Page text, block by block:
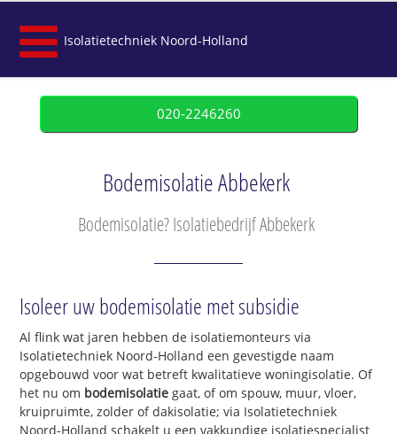
Isolatietechniek Noord-Holland
020-2246260
Bodemisolatie Abbekerk
Bodemisolatie? Isolatiebedrijf Abbekerk
Isoleer uw bodemisolatie met subsidie
Al flink wat jaren hebben de isolatiemonteurs via
Isolatietechniek Noord-Holland een gevestigde naam
opgebouwd voor wat betreft kwalitatieve woningisolatie. Of
het nu om bodemisolatie gaat, of om spouw, muur, vloer,
kruipruimte, zolder of dakisolatie; via Isolatietechniek
Noord-Holland schakelt u een vakkundige isolatiespecialist